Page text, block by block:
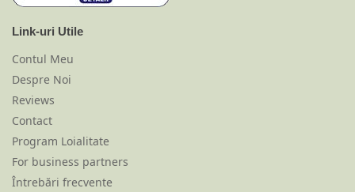
Link-uri Utile
Contul Meu
Despre Noi
Reviews
Contact
Program Loialitate
For business partners
Întrebări frecvente